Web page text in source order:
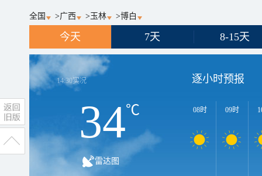
全国 >广西 > 玉林 >博白
今天 7天 8-15天
14:30实况
34℃
雷达图
逐小时预报
08时 09时